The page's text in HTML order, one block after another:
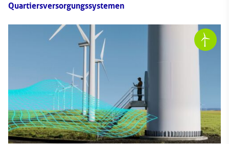
Quartiersversorgungssystemen